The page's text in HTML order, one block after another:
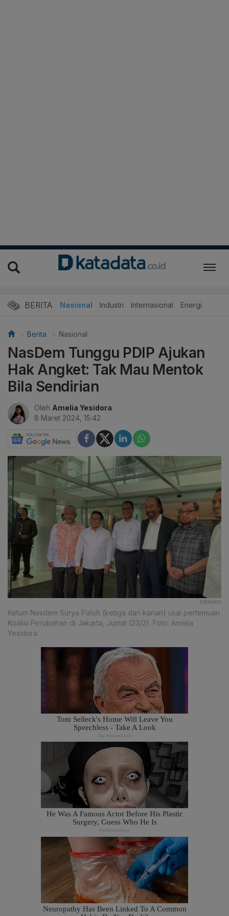
BERITA Nasional Industri Internasional Energi
Berita Nasional
NasDem Tunggu PDIP Ajukan
Hak Angket: Tak Mau Mentok
Bila Sendirian
Oleh Amelia Yesidora
8 Maret 2024, 15:42
KATADATA
Ketum Nasdem Surya Paloh (ketiga dari kanan) usai pertemuan
Koalisi Perubahan di Jakarta, Jumat (23/2). Foto: Amelia
Yesidora